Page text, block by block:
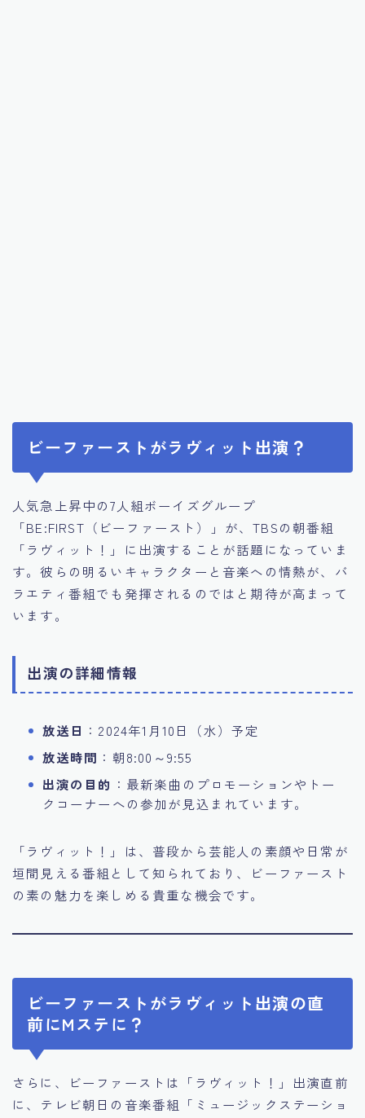
ビーファーストがラヴィット出演？
人気急上昇中の7人組ボーイズグループ
「BE:FIRST（ビーファースト）」が、TBSの朝番組
「ラヴィット！」に出演することが話題になっていま
す。彼らの明るいキャラクターと音楽への情熱が、バ
ラエティ番組でも発揮されるのではと期待が高まって
います。
出演の詳細情報
放送日 ：2024年1月10日（水）予定
放送時間 ：朝8:00～9:55
出演の目的 ：最新楽曲のプロモーションやトー
クコーナーへの参加が見込まれています。
「ラヴィット！」は、普段から芸能人の素顔や日常が
垣間見える番組として知られており、ビーファースト
の素の魅力を楽しめる貴重な機会です。
ビーファーストがラヴィット出演の直
前にMステに？
さらに、ビーファーストは「ラヴィット！」出演直前
に、テレビ朝日の音楽番組「ミュージックステーショ